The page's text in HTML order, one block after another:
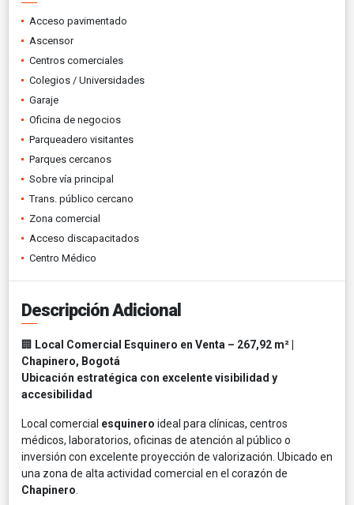
Acceso pavimentado
Ascensor
Centros comerciales
Colegios / Universidades
Garaje
Oficina de negocios
Parqueadero visitantes
Parques cercanos
Sobre vía principal
Trans. público cercano
Zona comercial
Acceso discapacitados
Centro Médico
Descripción Adicional
🏢 Local Comercial Esquinero en Venta – 267,92 m² |
Chapinero, Bogotá
Ubicación estratégica con excelente visibilidad y
accesibilidad
Local comercial esquinero ideal para clínicas, centros
médicos, laboratorios, oficinas de atención al público o
inversión con excelente proyección de valorización. Ubicado en
una zona de alta actividad comercial en el corazón de
Chapinero